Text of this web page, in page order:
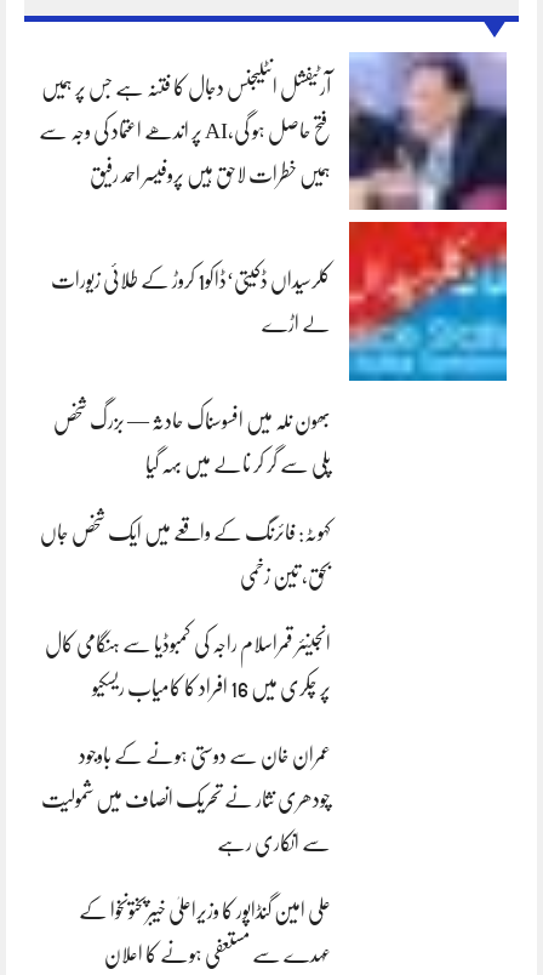
آرٹیفشل انٹلیجنس دجال کا فتنہ ہے جس پر ہمیں
فتح حاصل ہو گی،AI پر اندھے اعتماد کی وجہ سے
ہمیں خطرات لاحق ہیں پروفیسر احمد رفیق
کلرسیداں ڈکیتی‘ڈاکو1 کروڑ کے طلائی زیورات
لے اڑے
بھون نلہ میں افسوسناک حادثہ — بزرگ شخص
پلی سے گر کر نالے میں بہہ گیا
کہوٹہ: فائرنگ کے واقعے میں ایک شخص جاں
بحق، تین زخمی
انجینئر قمراسلام راجہ کی کمبوڈیا سے ہنگامی کال
پر چکری میں 16 افراد کا کامیاب ریسکیو
عمران خان سے دوستی ہونے کے باوجود
چودھری نثار نے تحریک انصاف میں شمولیت
سے انکاری رہے
علی امین گنڈاپور کا وزیراعلیٰ خیبرپختونخوا کے
عہدے سے مستعفی ہونے کا اعلان